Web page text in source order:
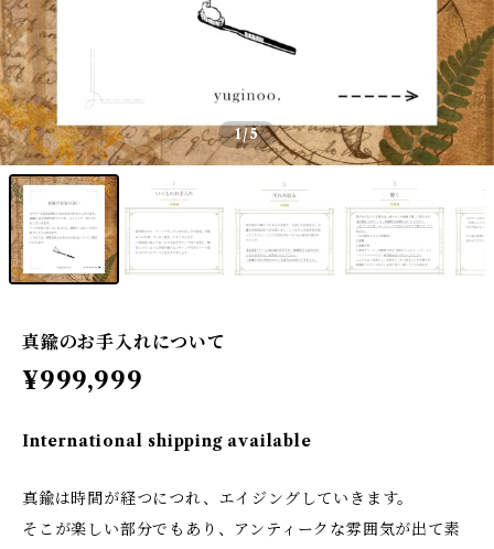
1/5
真鍮のお手入れについて
¥999,999
International shipping available
真鍮は時間が経つにつれ、エイジングしていきます。
そこが楽しい部分でもあり、アンティークな雰囲気が出て素